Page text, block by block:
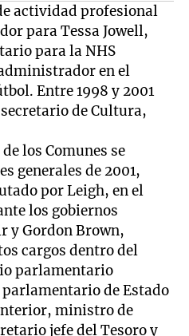
actividad profesional
para Tessa Jowell,
para la NHS
en el
Entre 1998 y 2001
de Cultura,
los Comunes se
generales de 2001,
por Leigh, en el
los gobiernos
y Gordon Brown,
cargos dentro del
parlamentario
de Estado
ministro de
jefe del Tesoro y